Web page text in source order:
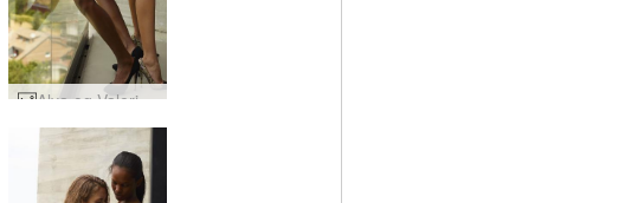
Alya og Valerie attraksjon #23